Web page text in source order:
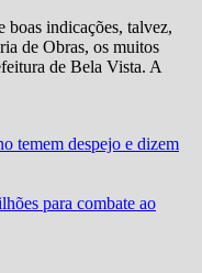
boas indicações, talvez,
de Obras, os muitos
de Bela Vista. A
temem despejo e dizem
para combate ao